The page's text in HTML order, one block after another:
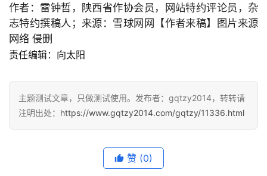
作者：雷钟哲，陕西省作协会员，网站特约评论员，杂
志特约撰稿人；来源：雪球网网【作者来稿】图片来源
网络 侵删
责任编辑：向太阳
主题测试文章，只做测试使用。发布者：gqtzy2014，转转请
注明出处： https://www.gqtzy2014.com/gqtzy/11336.html
赞 (0)